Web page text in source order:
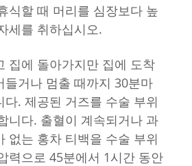
식할 때 머리를 심장보다 높
세를 취하십시오.
집에 돌아가지만 집에 도착
들거나 멈출 때까지 30분마
다. 제공된 거즈를 수술 부위
니다. 출혈이 계속되거나 과
없는 홍차 티백을 수술 부위
력으로 45분에서 1시간 동안